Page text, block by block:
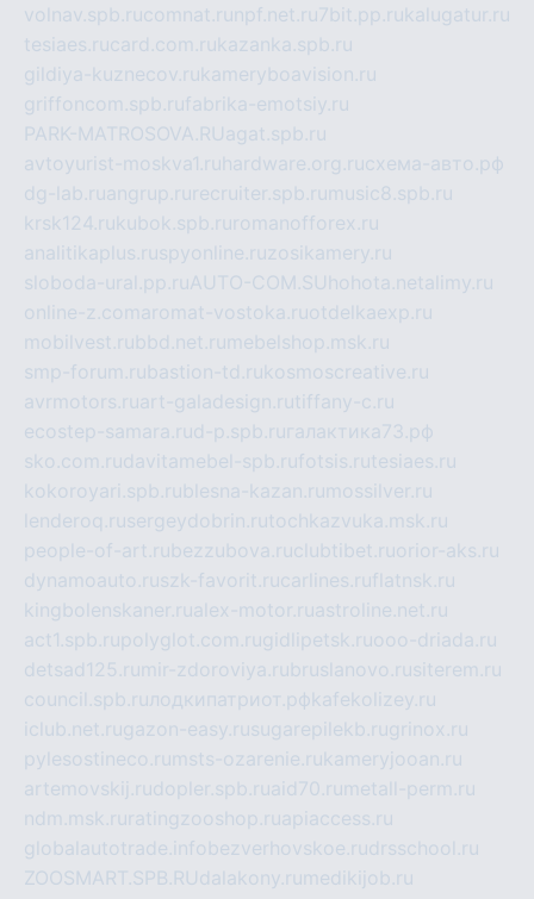
volnav.spb.rucomnat.ru npf.net.ru 7bit.pp.rukalugatur.ru
tesiaes.rucard.com.rukazanka.spb.ru
gildiya-kuznecov.rukameryboavision.ru
griffoncom.spb.rufabrika-emotsiy.ru
PARK-MATROSOVA.RUagat.spb.ru
avtoyurist-moskva1.ru hardware.org.ruсхема-авто.рф
dg-lab.ruangrup.ru recruiter.spb.ru music8.spb.ru
krsk124.rukubok.spb.ru romanofforex.ru
analitikaplus.ruspyonline.ruzosikamery.ru
sloboda-ural.pp.ruAUTO-COM.SU hohota.net alimy.ru
online-z.comaromat-vostoka.ruotdelkaexp.ru
mobilvest.rubbd.net.ru mebelshop.msk.ru
smp-forum.rubastion-td.rukosmoscreative.ru
avrmotors.ruart-galadesign.rutiffany-c.ru
ecostep-samara.rud-p.spb.ru галактика73.рф
sko.com.rudavitamebel-spb.rufotsis.rutesiaes.ru
kokoroyari.spb.rublesna-kazan.ru mossilver.ru
lenderoq.rusergeydobrin.rutochkazvuka.msk.ru
people-of-art.rubezzubova.ruclubtibet.ruorior-aks.ru
dynamoauto.ruszk-favorit.rucarlines.ruflatnsk.ru
kingbolenskaner.rualex-motor.ruastroline.net.ru
act1.spb.rupolyglot.com.rugidlipetsk.ruooo-driada.ru
detsad125.ru mir-zdoroviya.rubruslanovo.rusiterem.ru
council.spb.ruлодкипатриот.рфkafekolizey.ru
iclub.net.rugazon-easy.rusugarepilekb.rugrinox.ru
pylesostineco.ru msts-ozarenie.rukameryjooan.ru
artemovskij.rudopler.spb.ruaid70.ru metall-perm.ru
ndm.msk.ru ratingzooshop.ruapiaccess.ru
globalautotrade.info bezverhovskoe.rudrsschool.ru
ZOOSMART.SPB.RUdalakony.ru medikijob.ru